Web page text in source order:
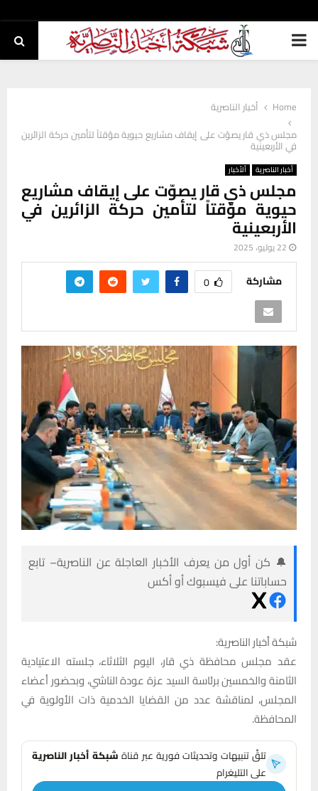
PRIMARY
Home
أخبار الناصرية
مجلس ذي قار يصوّت على إيقاف مشاريع حيوية مؤقتاً لتأمين حركة الزائرين
في الأربعينية
أخبار الناصرية ألأخبار
مجلس ذي قار يصوّت على إيقاف مشاريع
حيوية مؤقتاً لتأمين حركة الزائرين في
الأربعينية
22 يوليو، 2025
مشاركة 0
🔔 كن أول من يعرف الأخبار العاجلة عن الناصرية– تابع
حساباتنا على فيسبوك أو أكس
شبكة أخبار الناصرية:
عقد مجلس محافظة ذي قار، اليوم الثلاثاء، جلسته الاعتيادية
الثامنة والخمسين برئاسة السيد عزة عودة الناشي، وبحضور أعضاء
المجلس، لمناقشة عدد من القضايا الخدمية ذات الأولوية في
المحافظة.
تلقَّ تنبيهات وتحديثات فورية عبر قناةشبكة أخبار الناصرية
على التليغرام